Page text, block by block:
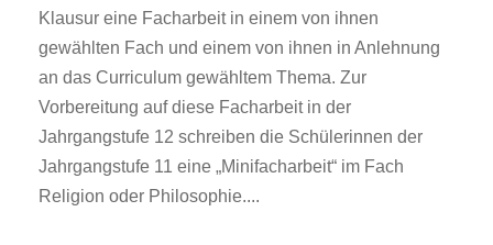
Klausur eine Facharbeit in einem von ihnen
gewählten Fach und einem von ihnen in Anlehnung
an das Curriculum gewähltem Thema. Zur
Vorbereitung auf diese Facharbeit in der
Jahrgangstufe 12 schreiben die Schülerinnen der
Jahrgangstufe 11 eine „Minifacharbeit“ im Fach
Religion oder Philosophie....